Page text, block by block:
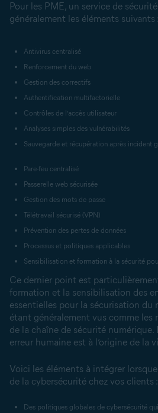
Pour les PME, un service de
généralement les éléments suivants :
Antivirus centralisé
Renforcement du web
Gestion des correctifs
Authentification multifactorielle
Contrôles de l’accès utilisateur
Analyses simples des vulnérabilités
Sauvegarde et récupération après incident
Pare-feu centralisé
Passerelle web sécurisée
Gestion des mots de passe
Télétravail sécurisé (VPN)
Prévention des pertes de données
Processus et politiques applicables
Sensibilisation et formation à la sécurité
Ce dernier point est
formation et la sensibilisation des
essentielles pour la sécurisation du
étant généralement vus comme les
de la chaîne de sécurité numérique.
erreur humaine est à l’origine de la
Voici les éléments à intégrer
de la cybersécurité chez vos clients :
Des politiques globales de cybersécurité